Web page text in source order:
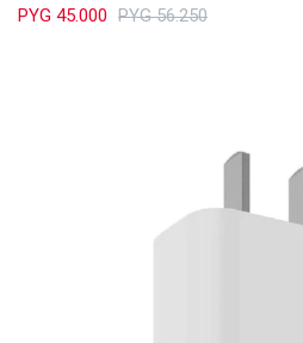
PYG 45.000 PYG 56.250